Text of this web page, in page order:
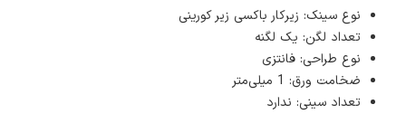
نوع سینک: زیرکار باکسی زیر کورینی
تعداد لگن: یک لگنه
نوع طراحی: فانتزی
ضخامت ورق: 1 میلی‌متر
تعداد سینی: ندارد